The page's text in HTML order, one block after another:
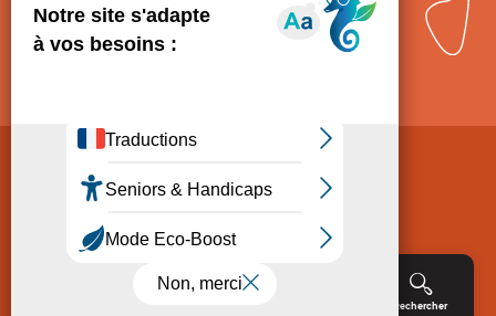
Rechercher
Politique de Protection des données
Consentement
Accessibilité : non conforme